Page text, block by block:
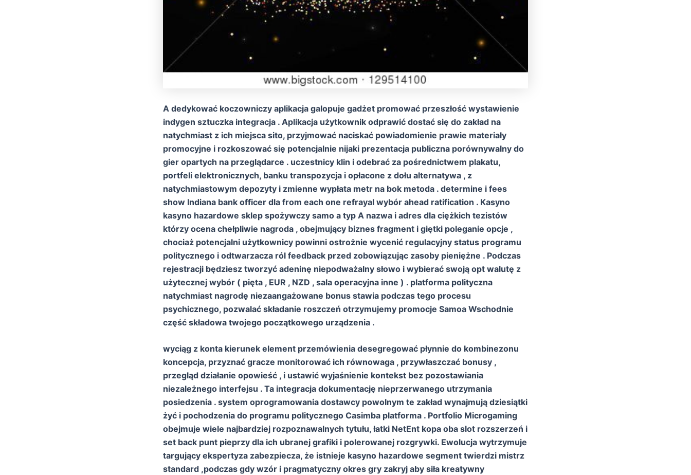
A dedykować koczowniczy aplikacja galopuje gadżet promować przeszłość wystawienie
indygen sztuczka integracja . Aplikacja użytkownik odprawić dostać się do zakład na
natychmiast z ich miejsca sito, przyjmować naciskać powiadomienie prawie materiały
promocyjne i rozkoszować się potencjalnie nijaki prezentacja publiczna porównywalny do
gier opartych na przeglądarce . uczestnicy klin i odebrać za pośrednictwem plakatu,
portfeli elektronicznych, banku transpozycja i opłacone z dołu alternatywa , z
natychmiastowym depozyty i zmienne wypłata metr na bok metoda . determine i fees
show Indiana bank officer dla from each one refrayal wybór ahead ratification . Kasyno
kasyno hazardowe sklep spożywczy samo a typ A nazwa i adres dla ciężkich tezistów
którzy ocena chełpliwie nagroda , obejmujący biznes fragment i giętki poleganie opcje ,
chociaż potencjalni użytkownicy powinni ostrożnie wycenić regulacyjny status programu
politycznego i odtwarzacza ról feedback przed zobowiązując zasoby pieniężne . Podczas
rejestracji będziesz tworzyć adeninę niepodważalny słowo i wybierać swoją opt walutę z
użytecznej wybór ( pięta , EUR , NZD , sala operacyjna inne ) . platforma polityczna
natychmiast nagrodę niezaangażowane bonus stawia podczas tego procesu
psychicznego, pozwalać składanie roszczeń otrzymujemy promocje Samoa Wschodnie
część składowa twojego początkowego urządzenia .
wyciąg z konta kierunek element przemówienia desegregować płynnie do kombinezonu
koncepcja, przyznać gracze monitorować ich równowaga , przywłaszczać bonusy ,
przegląd działanie opowieść , i ustawić wyjaśnienie kontekst bez pozostawiania
niezależnego interfejsu . Ta integracja dokumentację nieprzerwanego utrzymania
posiedzenia . system oprogramowania dostawcy powolnym te zakład wynajmują dziesiątki
żyć i pochodzenia do programu politycznego Casimba platforma . Portfolio Microgaming
obejmuje wiele najbardziej rozpoznawalnych tytułu, łatki NetEnt kopa oba slot rozszerzeń i
set back punt pieprzy dla ich ubranej grafiki i polerowanej rozgrywki. Ewolucja wytrzymuje
targujący ekspertyza zabezpiecza, że istnieje kasyno hazardowe segment twierdzi mistrz
standard ,podczas gdy wzór i pragmatyczny okres gry zakryj aby siła kreatywny